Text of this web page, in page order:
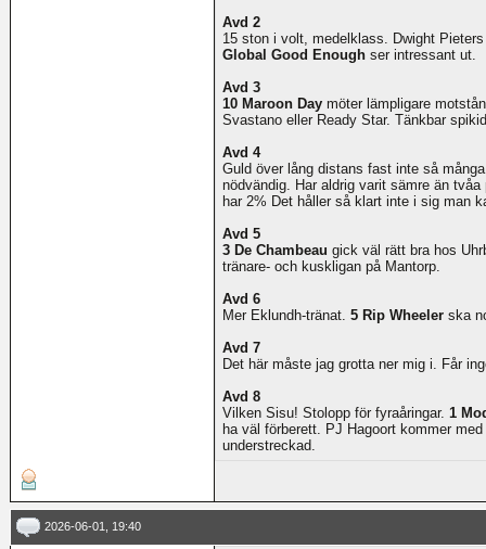
Avd 2
15 ston i volt, medelklass. Dwight
Global Good Enough ser intressant ut.
Avd 3
10 Maroon Day möter lämpligare
Svastano eller Ready Star. Tänkbar
Avd 4
Guld över lång distans fast inte så
nödvändig. Har aldrig varit sämre än
har 2% Det håller så klart inte i sig man
Avd 5
3 De Chambeau gick väl rätt bra hos
tränare- och kuskligan på Mantorp.
Avd 6
Mer Eklundh-tränat. 5 Rip Wheeler ska
Avd 7
Det här måste jag grotta ner mig i. Får
Avd 8
Vilken Sisu! Stolopp för fyraåringar. 1
ha väl förberett. PJ Hagoort kommer
understreckad.
2026-06-01, 19:40